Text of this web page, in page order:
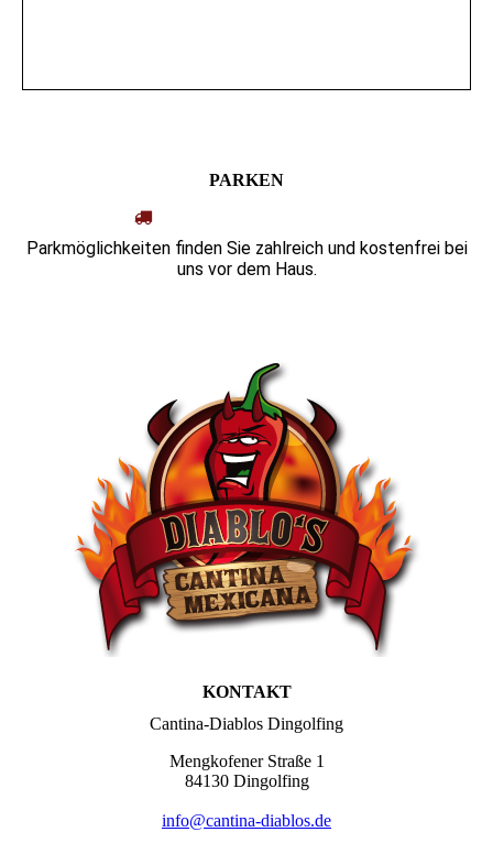
PARKEN
Parkmöglichkeiten finden Sie zahlreich und kostenfrei bei
uns vor dem Haus.
KONTAKT
Cantina-Diablos Dingolfing
Mengkofener Straße 1
84130 Dingolfing
info@cantina-diablos.de